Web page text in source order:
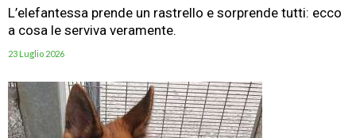
L’elefantessa prende un rastrello e sorprende tutti: ecco
a cosa le serviva veramente.
23 Luglio 2026